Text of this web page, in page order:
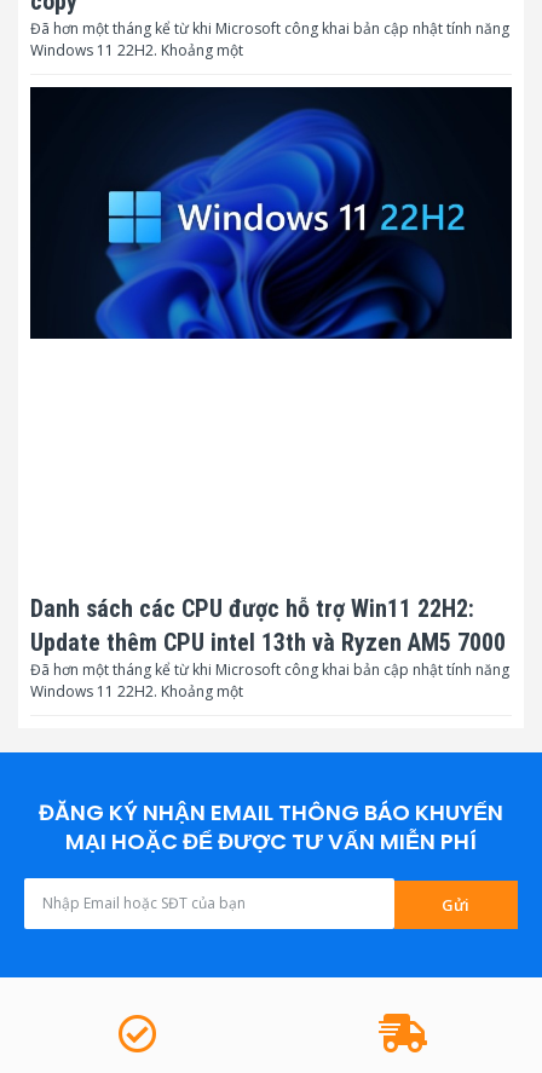
Đã hơn một tháng kể từ khi Microsoft công khai bản cập nhật tính năng
Windows 11 22H2. Khoảng một
Danh sách các CPU được hỗ trợ Win11 22H2:
Update thêm CPU intel 13th và Ryzen AM5 7000
Đã hơn một tháng kể từ khi Microsoft công khai bản cập nhật tính năng
Windows 11 22H2. Khoảng một
ĐĂNG KÝ NHẬN EMAIL THÔNG BÁO KHUYẾN
MẠI HOẶC ĐỂ ĐƯỢC TƯ VẤN MIỄN PHÍ
Gửi